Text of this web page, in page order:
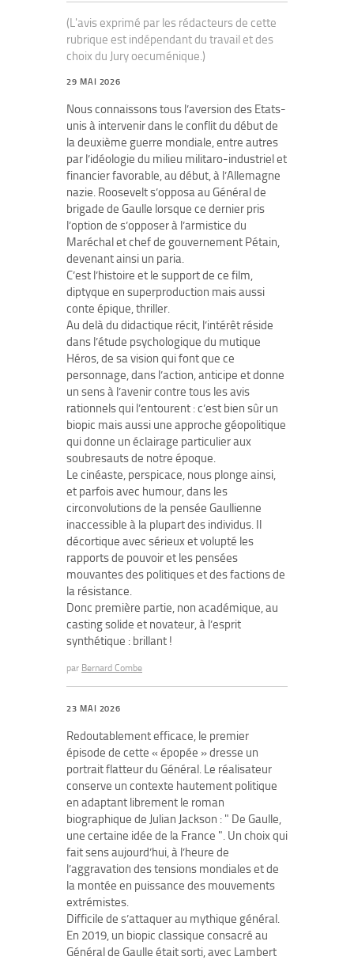
(L'avis exprimé par les rédacteurs de cette
rubrique est indépendant du travail et des
choix du Jury oecuménique.)
29 MAI 2026
Nous connaissons tous l’aversion des Etats-
unis à intervenir dans le conflit du début de
la deuxième guerre mondiale, entre autres
par l’idéologie du milieu militaro-industriel et
financier favorable, au début, à l’Allemagne
nazie. Roosevelt s’opposa au Général de
brigade de Gaulle lorsque ce dernier pris
l’option de s’opposer à l’armistice du
Maréchal et chef de gouvernement Pétain,
devenant ainsi un paria.
C’est l’histoire et le support de ce film,
diptyque en superproduction mais aussi
conte épique, thriller.
Au delà du didactique récit, l’intérêt réside
dans l’étude psychologique du mutique
Héros, de sa vision qui font que ce
personnage, dans l’action, anticipe et donne
un sens à l’avenir contre tous les avis
rationnels qui l’entourent : c’est bien sûr un
biopic mais aussi une approche géopolitique
qui donne un éclairage particulier aux
soubresauts de notre époque.
Le cinéaste, perspicace, nous plonge ainsi,
et parfois avec humour, dans les
circonvolutions de la pensée Gaullienne
inaccessible à la plupart des individus. Il
décortique avec sérieux et volupté les
rapports de pouvoir et les pensées
mouvantes des politiques et des factions de
la résistance.
Donc première partie, non académique, au
casting solide et novateur, à l’esprit
synthétique : brillant !
par Bernard Combe
23 MAI 2026
Redoutablement efficace, le premier
épisode de cette « épopée » dresse un
portrait flatteur du Général. Le réalisateur
conserve un contexte hautement politique
en adaptant librement le roman
biographique de Julian Jackson : " De Gaulle,
une certaine idée de la France ". Un choix qui
fait sens aujourd’hui, à l’heure de
l’aggravation des tensions mondiales et de
la montée en puissance des mouvements
extrémistes.
Difficile de s’attaquer au mythique général.
En 2019, un biopic classique consacré au
Général de Gaulle était sorti, avec Lambert